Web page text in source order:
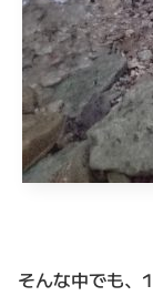
そんな中でも、